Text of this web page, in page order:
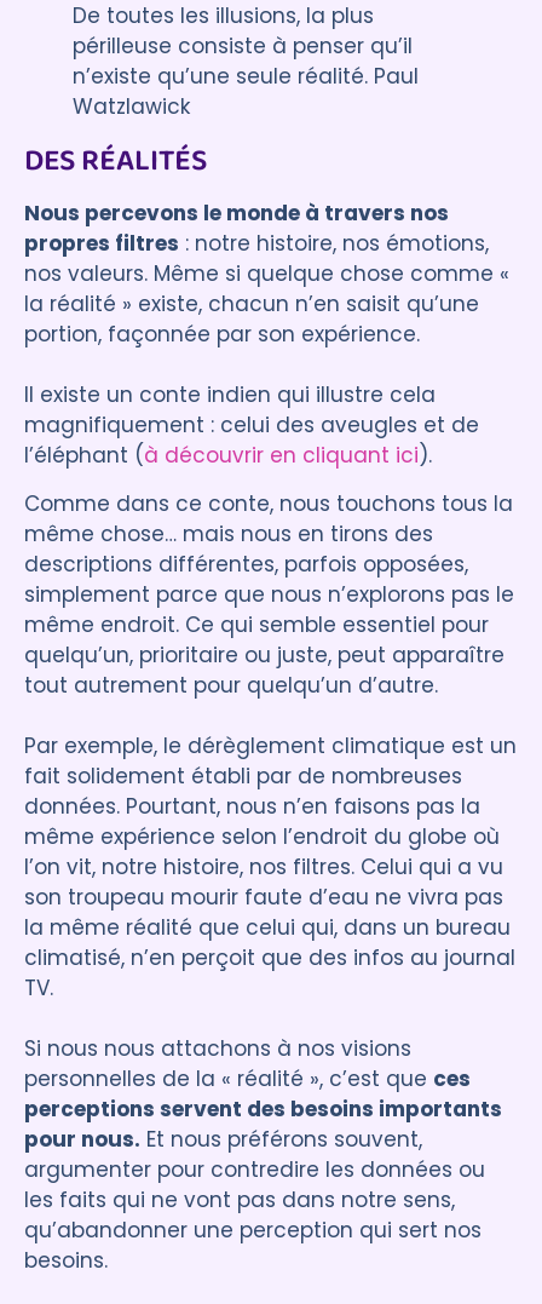
De toutes les illusions, la plus
périlleuse consiste à penser qu’il
n’existe qu’une seule réalité. Paul
Watzlawick
DES RÉALITÉS
Nous percevons le monde à travers nos
propres filtres : notre histoire, nos émotions,
nos valeurs. Même si quelque chose comme «
la réalité » existe, chacun n’en saisit qu’une
portion, façonnée par son expérience.
Il existe un conte indien qui illustre cela
magnifiquement : celui des aveugles et de
l’éléphant (à découvrir en cliquant ici).
Comme dans ce conte, nous touchons tous la
même chose… mais nous en tirons des
descriptions différentes, parfois opposées,
simplement parce que nous n’explorons pas le
même endroit. Ce qui semble essentiel pour
quelqu’un, prioritaire ou juste, peut apparaître
tout autrement pour quelqu’un d’autre.
Par exemple, le dérèglement climatique est un
fait solidement établi par de nombreuses
données. Pourtant, nous n’en faisons pas la
même expérience selon l’endroit du globe où
l’on vit, notre histoire, nos filtres. Celui qui a vu
son troupeau mourir faute d’eau ne vivra pas
la même réalité que celui qui, dans un bureau
climatisé, n’en perçoit que des infos au journal
TV.
Si nous nous attachons à nos visions
personnelles de la « réalité », c’est que ces
perceptions servent des besoins importants
pour nous. Et nous préférons souvent,
argumenter pour contredire les données ou
les faits qui ne vont pas dans notre sens,
qu’abandonner une perception qui sert nos
besoins.